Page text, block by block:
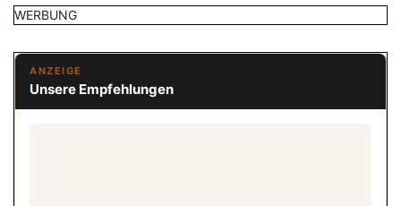
WERBUNG
ANZEIGE
Unsere Empfehlungen